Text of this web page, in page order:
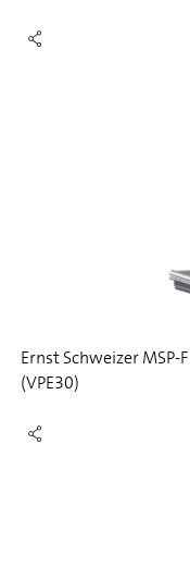
Ernst Schweizer MSP-
(VPE30)